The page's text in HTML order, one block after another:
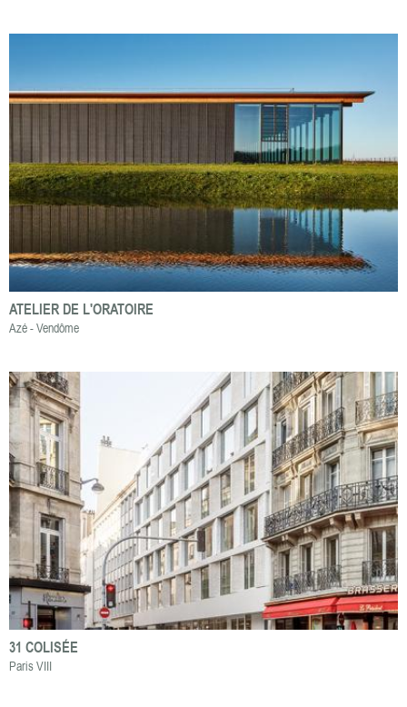
ATELIER DE L'ORATOIRE
Azé - Vendôme
31 COLISÉE
Paris VIII